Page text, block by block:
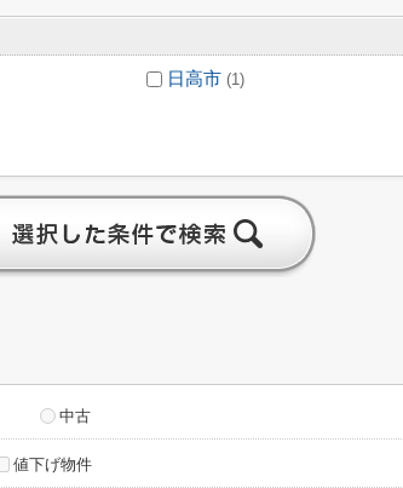
日高市 (1)
中古
値下げ物件